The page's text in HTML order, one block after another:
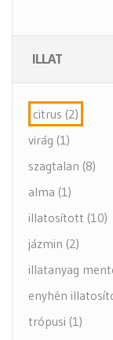
- Törlő és
- Hulladék
- Intim betét
- Beteg ápolás
- Toalett
Kiegészítők (5
ILLAT
citrus (2)
virág (1)
szagtalan (8)
alma (1)
illatosított (10)
jázmin (2)
illatanyag
enyhén
trópusi (1)